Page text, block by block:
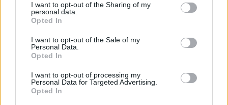
I want to opt-out of the Sharing of my
personal data.
Opted In
I want to opt-out of the Sale of my
Personal Data.
Opted In
I want to opt-out of processing my
Personal Data for Targeted Advertising.
Opted In
verlagers, botox, acupunctuur, anti epileptica en
triptanen is Anjovy voor mij de ‘reddende engel’. Heb mijn
gevolgen daarvan die mijn leven ontregelden. Hooguit 1x
per maand nog een sumatriptan die gelijk werkt . Ben er
zó blij mee dat deze maandelijkse injectie
geef mening 0 reacties